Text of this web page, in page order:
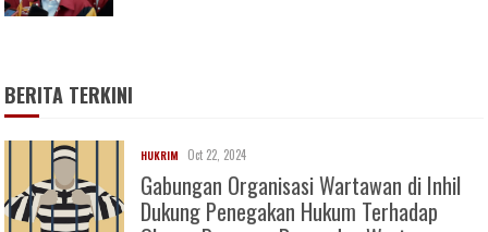
BERITA TERKINI
HUKRIM Oct 22, 2024
Gabungan Organisasi Wartawan di Inhil
Dukung Penegakan Hukum Terhadap